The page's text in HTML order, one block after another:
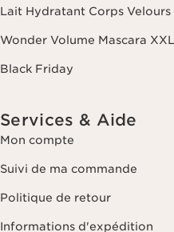
que d'un droit d'opposition et de
veuillez consulter notre politique
Lait Hydratant Corps Velours
Wonder Volume Mascara XXL
Black Friday
Services & Aide
Mon compte
Suivi de ma commande
Politique de retour
Informations d'expédition